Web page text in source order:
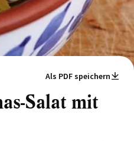
Als PDF speichern
Salat mit